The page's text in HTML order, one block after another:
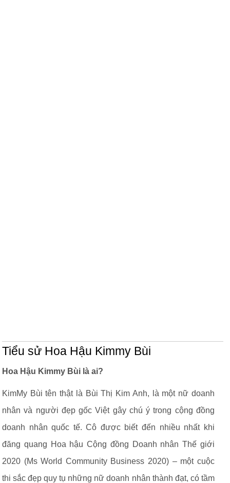
Tiểu sử Hoa Hậu Kimmy Bùi
Hoa Hậu Kimmy Bùi là ai?
KimMy Bùi tên thật là Bùi Thị Kim Anh, là một nữ doanh
nhân và người đẹp gốc Việt gây chú ý trong cộng đồng
doanh nhân quốc tế. Cô được biết đến nhiều nhất khi
đăng quang Hoa hậu Cộng đồng Doanh nhân Thế giới
2020 (Ms World Community Business 2020) – một cuộc
thi sắc đẹp quy tụ những nữ doanh nhân thành đạt, có tầm